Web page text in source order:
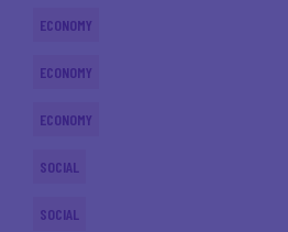
ECONOMY
ECONOMY
ECONOMY
SOCIAL
SOCIAL